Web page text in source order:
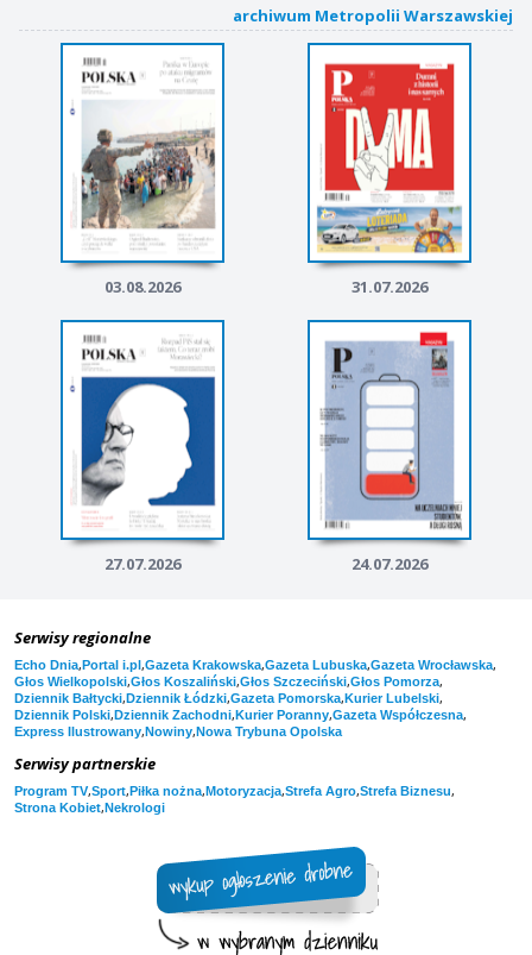
archiwum Metropolii Warszawskiej
03.08.2026 31.07.2026
27.07.2026 24.07.2026
Serwisy regionalne
Echo Dnia,Portal i.pl,Gazeta Krakowska,Gazeta Lubuska,Gazeta Wrocławska,
Głos Wielkopolski,Głos Koszaliński,Głos Szczeciński,Głos Pomorza,
Dziennik Bałtycki,Dziennik Łódzki,Gazeta Pomorska,Kurier Lubelski,
Dziennik Polski,Dziennik Zachodni,Kurier Poranny,Gazeta Współczesna,
Express Ilustrowany,Nowiny,Nowa Trybuna Opolska
Serwisy partnerskie
Program TV,Sport,Piłka nożna,Motoryzacja,Strefa Agro,Strefa Biznesu,
Strona Kobiet,Nekrologi